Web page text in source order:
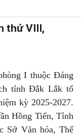
thứ VIII,
I thuộc Đảng
tỉnh Đắk Lắk tổ
kỳ 2025-2027.
Hồng Tiến, Tỉnh
Sở Văn hóa, Thể